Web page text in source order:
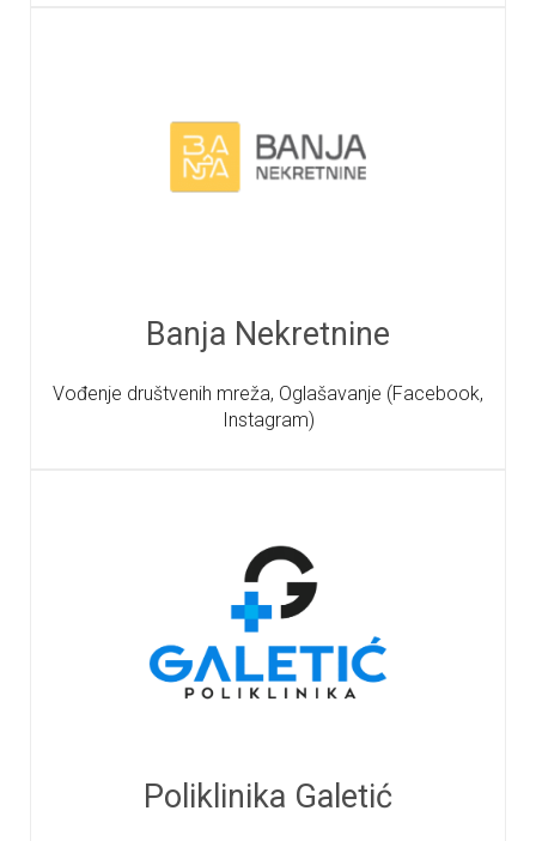
Banja Nekretnine
Vođenje društvenih mreža, Oglašavanje (Facebook,
Instagram)
Poliklinika Galetić